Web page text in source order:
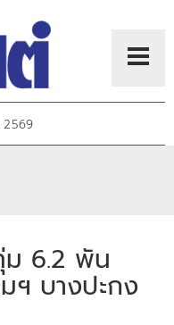
2569
6.2 พัน
บางปะกง